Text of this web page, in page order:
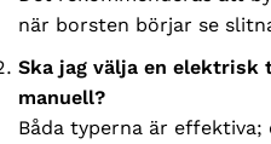
när borsten börjar se
Ska jag välja en elektrisk
manuell?
Båda typerna är